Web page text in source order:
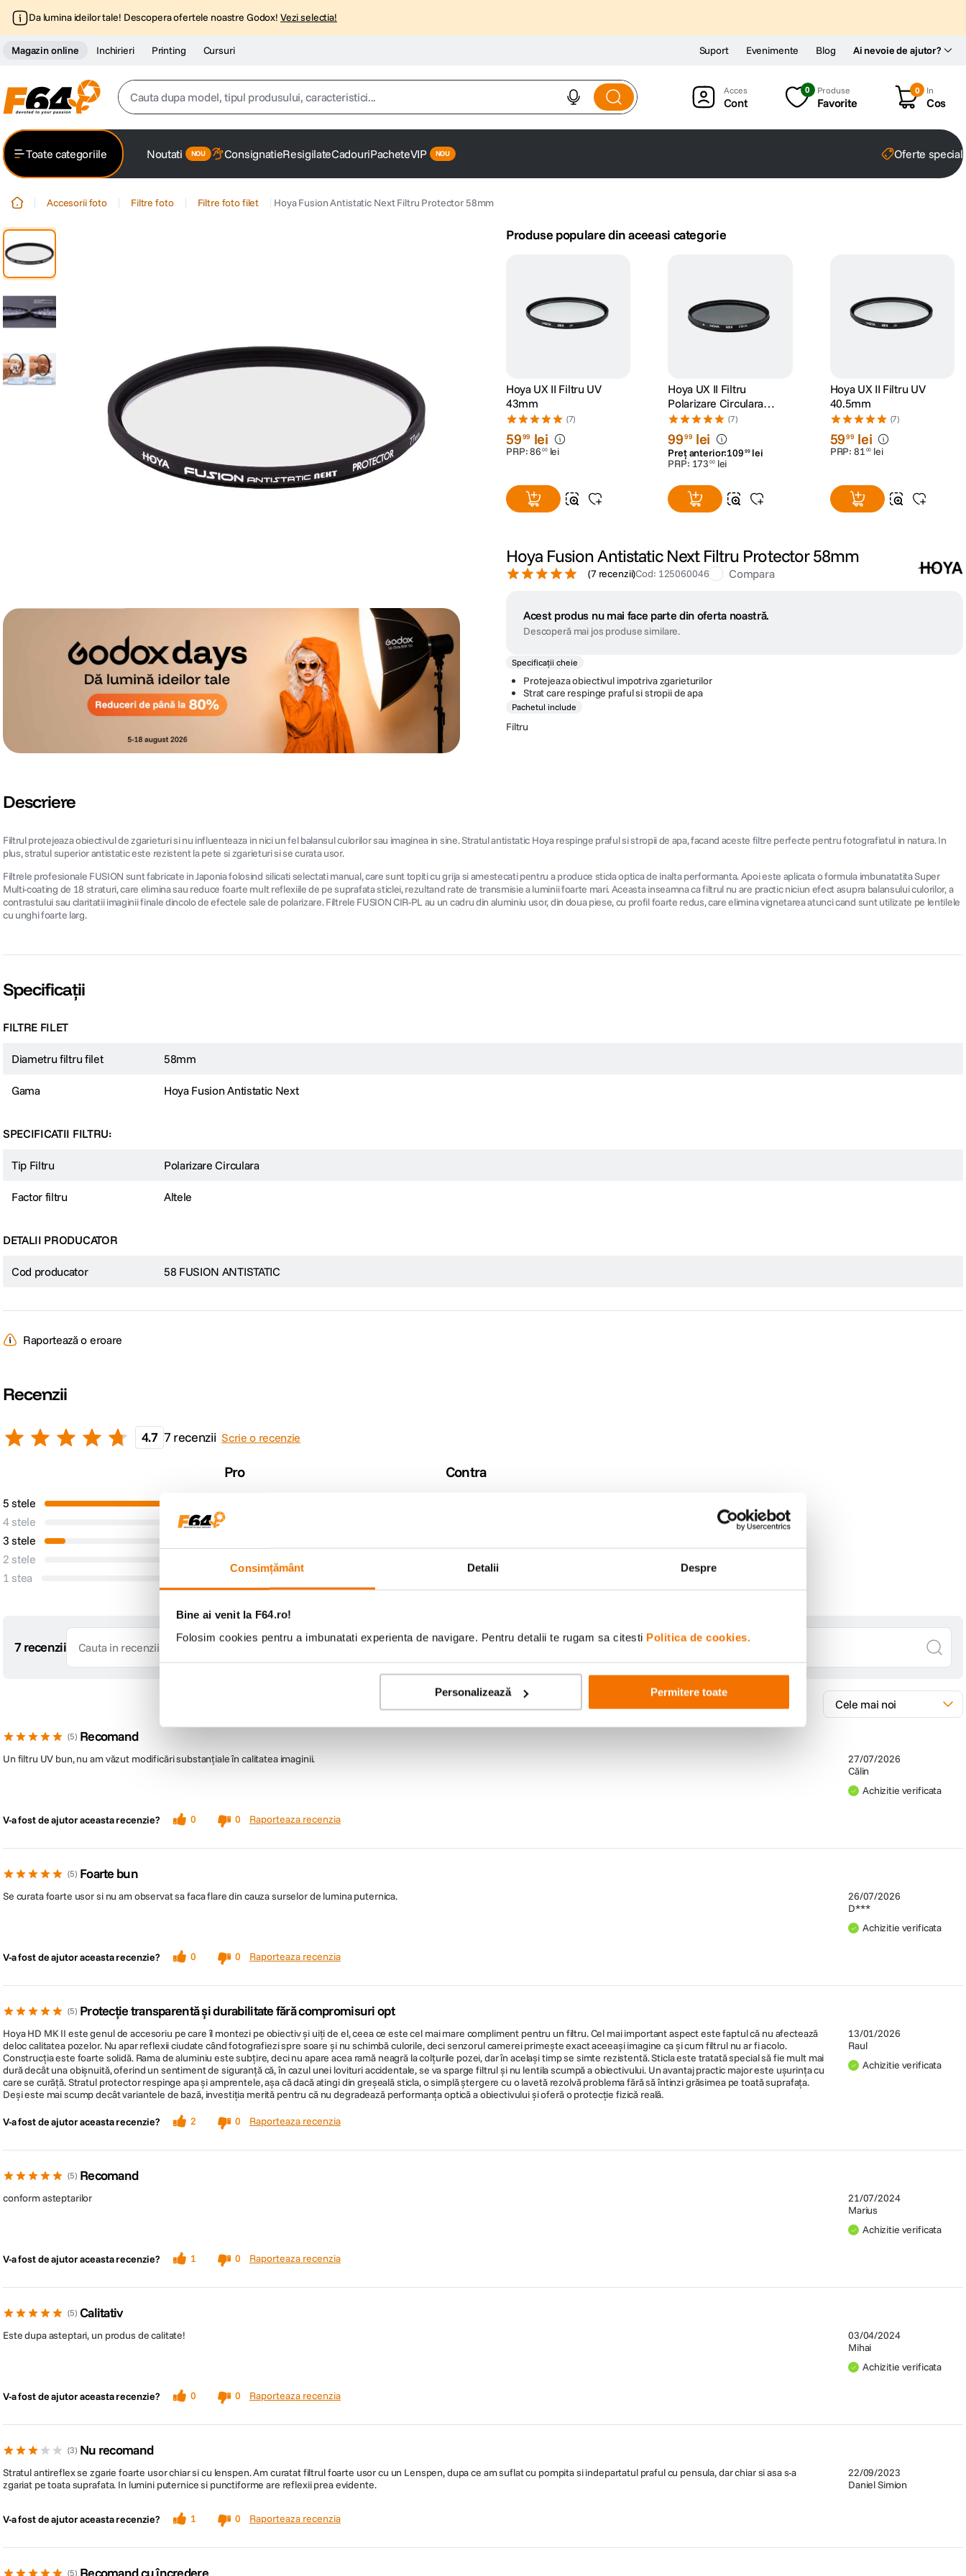
Consimțământ Detalii Despre
Bine ai venit la F64.ro!
Folosim cookies pentru a imbunatati experienta de navigare. Pentru detalii te rugam sa citesti Politica de cookies.
Personalizează Permitere toate
Da lumina ideilor tale! Descopera ofertele noastre Godox! Vezi selectia!
Magazin online Inchirieri Printing Cursuri Ai nevoie de ajutor?
Suport Evenimente Blog
Cauta dupa model, tipul produsului, caracteristici...
2 trepied
7. card memorie
9.
insta 360
Cont
0 Produse
Favorite
0 In
Cos
Toate categoriile Noutati ConsignatieResigilateCadouriPacheteVIP Oferte
Accesorii foto Filtre foto Filtre foto filet Hoya Fusion Antistatic Next Filtru Protector 58mm
Produse populare din aceeasi categorie
Hoya UX II Filtru UV
43mm
(7)
5999 lei
PRP:86 00 lei
Hoya UX II Filtru
Polarizare Circulara
58mm
(7)
9999 lei
Preț anterior:109 99 lei
PRP: 173 00 lei
Hoya UX II Filtru UV
40.5mm
(7)
5999 lei
PRP: 81 00 lei
Hoya Fusion Antistatic Next Filtru Protector 58mm
(7 recenzii)Cod: 125060046 Compara
Acest produs nu mai face parte din oferta noastră.
Descoperă mai jos produse similare.
Specificații cheie
Protejeaza obiectivul impotriva zgarieturilor
Strat care respinge praful si stropii de apa
Pachetul include
Filtru
Descriere
Filtrul protejeaza obiectivul de zgarieturi si nu influenteaza in nici un fel balansul culorilor sau imaginea in sine. Stratul antistatic Hoya respinge praful si stropii de apa, facand aceste filtre perfecte pentru fotografiatul in natura. In
plus, stratul superior antistatic este rezistent la pete si zgarieturi si se curata usor.
Filtrele profesionale FUSION sunt fabricate in Japonia folosind silicati selectati manual, care sunt topiti cu grija si amestecati pentru a produce sticla optica de inalta performanta. Apoi este aplicata o formula imbunatatita Super
Multi-coating de 18 straturi, care elimina sau reduce foarte mult reflexiile de pe suprafata sticlei, rezultand rate de transmisie a luminii foarte mari. Aceasta inseamna ca filtrul nu are practic niciun efect asupra balansului culorilor, a
contrastului sau claritatii imaginii finale dincolo de efectele sale de polarizare. Filtrele FUSION CIR-PL au un cadru din aluminiu usor, din doua piese, cu profil foarte redus, care elimina vignetarea atunci cand sunt utilizate pe lentilele
cu unghi foarte larg.
Specificații
FILTRE FILET
Diametru filtru filet 58mm
Gama Hoya Fusion Antistatic Next
SPECIFICATII FILTRU:
Tip Filtru Polarizare Circulara
Factor filtru Altele
DETALII PRODUCATOR
Cod producator 58 FUSION ANTISTATIC
Raportează o eroare
Recenzii
4.7 7 recenzii Scrie o recenzie
5 stele
4 stele 0
3 stele
2 stele
1 stea
Pro Contra
7 recenzii
5 Recomand
27/07/2026
Călin
Achizitie verificata
Un filtru UV bun, nu am văzut modificări substanțiale în calitatea imaginii.
V-a fost de ajutor aceasta recenzie? 0 0 Raporteaza recenzia
5 Foarte bun
26/07/2026
D***
Achizitie verificata
Se curata foarte usor si nu am observat sa faca flare din cauza surselor de lumina puternica.
V-a fost de ajutor aceasta recenzie? 0 0 Raporteaza recenzia
5 Protecție transparentă și durabilitate fără compromisuri opt
13/01/2026
Raul
Achizitie verificata
Hoya HD MK II este genul de accesoriu pe care îl montezi pe obiectiv și uiți de el, ceea ce este cel mai mare compliment pentru un filtru. Cel mai important aspect este faptul că nu afectează
deloc calitatea pozelor. Nu apar reflexii ciudate când fotografiezi spre soare și nu schimbă culorile, deci senzorul camerei primește exact aceeași imagine ca și cum filtrul nu ar fi acolo.
Construcția este foarte solidă. Rama de aluminiu este subțire, deci nu apare acea ramă neagră la colțurile pozei, dar în același timp se simte rezistentă. Sticla este tratată special să fie mult mai
dură decât una obișnuită, oferind un sentiment de siguranță că, în cazul unei lovituri accidentale, se va sparge filtrul și nu lentila scumpă a obiectivului. Un avantaj practic major este ușurința cu
care se curăță. Stratul protector respinge apa și amprentele, așa că dacă atingi din greșeală sticla, o simplă ștergere cu o lavetă rezolvă problema fără să întinzi grăsimea pe toată suprafața.
Deși este mai scump decât variantele de bază, investiția merită pentru că nu degradează performanța optică a obiectivului și oferă o protecție fizică reală.
V-a fost de ajutor aceasta recenzie? 2 0 Raporteaza recenzia
5 Recomand
21/07/2024
Marius
Achizitie verificata
conform asteptarilor
V-a fost de ajutor aceasta recenzie? 1 0 Raporteaza recenzia
5 Calitativ
03/04/2024
Mihai
Achizitie verificata
Este dupa asteptari, un produs de calitate!
V-a fost de ajutor aceasta recenzie? 0 0 Raporteaza recenzia
3 Nu recomand
22/09/2023
Daniel Simion
Stratul antireflex se zgarie foarte usor chiar si cu lenspen. Am curatat filtrul foarte usor cu un Lenspen, dupa ce am suflat cu pompita si indepartatul praful cu pensula, dar chiar si asa s-a
zgariat pe toata suprafata. In lumini puternice si punctiforme are reflexii prea evidente.
V-a fost de ajutor aceasta recenzie? 1 0 Raporteaza recenzia
5